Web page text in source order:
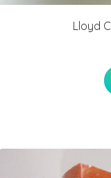
Lloyd